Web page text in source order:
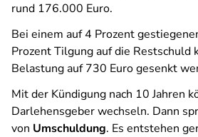
rund 176.000 Euro.
Bei einem auf 4 Prozent
Prozent Tilgung auf die Restschuld
Belastung auf 730 Euro gesenkt
Mit der Kündigung nach 10 Jahren
Darlehensgeber wechseln. Dann
von Umschuldung. Es entstehen